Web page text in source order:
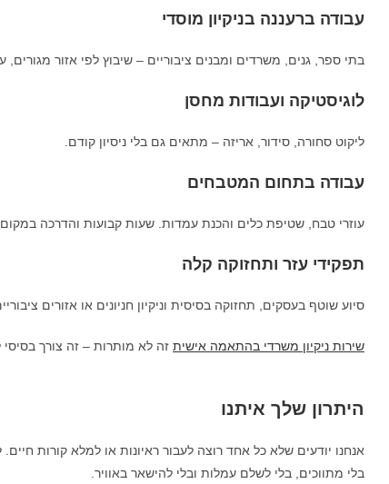
עבודה ברעננה בניקיון מוסדי
בתי ספר, גנים, משרדים ומבנים ציבוריים – שיבוץ לפי אזור מגורים,
לוגיסטיקה ועבודות מחסן
ליקוט סחורה, סידור, אריזה – מתאים גם בלי ניסיון קודם.
עבודה בתחום המטבחים
עוזרי טבח, שטיפת כלים והכנת עמדות. שעות קבועות והדרכה במקום.
תפקידי עזר ותחזוקה קלה
סיוע שוטף בעסקים, תחזוקה בסיסית וניקיון חניונים או אזורים
שירות ניקיון משרדי בהתאמה אישית זה לא מותרות – זה צורך בסיסי
היתרון שלך איתנו
אנחנו יודעים שלא כל אחד רוצה לעבור ראיונות או למלא קורות
בלי מתווכים, בלי לשלם עמלות ובלי להישאר באוויר.